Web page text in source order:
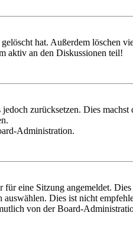
hat. Außerdem löschen
aktiv an den Diskussionen teil!
zurücksetzen. Dies
Administration.
eine Sitzung angemeldet.
Dies ist nicht
von der Board-